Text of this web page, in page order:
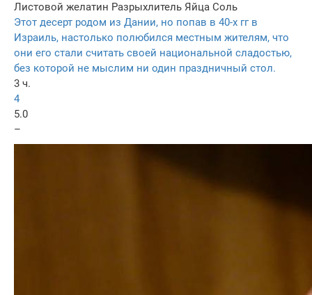
Листовой желатин Разрыхлитель Яйца Соль
Этот десерт родом из Дании, но попав в 40-х гг в
Израиль, настолько полюбился местным жителям, что
они его стали считать своей национальной сладостью,
без которой не мыслим ни один праздничный стол.
3 ч.
4
5.0
–